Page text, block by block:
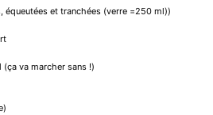
et tranchées (verre =250 ml))
va marcher sans !)